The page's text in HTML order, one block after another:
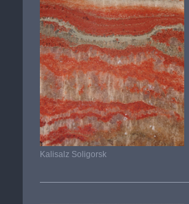
Kalisalz Soligorsk